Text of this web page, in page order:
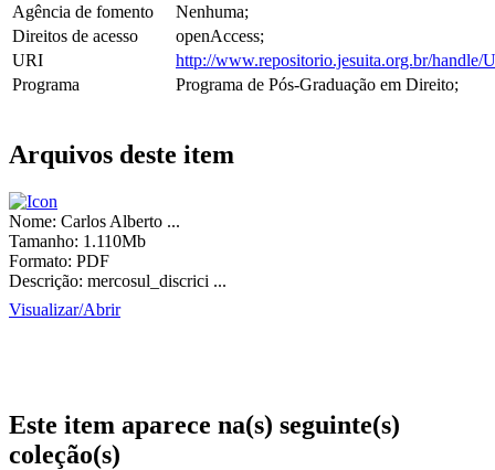
Agência de fomento
Nenhuma;
Direitos de acesso
openAccess;
URI
http://www.repositorio.jesuita.org.br/handle/
Programa
Programa de Pós-Graduação em Direito;
Arquivos deste item
Nome: Carlos Alberto ...
Tamanho: 1.110Mb
Formato: PDF
Descrição: mercosul_discrici ...
Visualizar/Abrir
Este item aparece na(s) seguinte(s)
coleção(s)